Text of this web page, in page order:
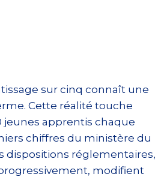
sur cinq connaît une
Cette réalité touche
jeunes apprentis chaque
chiffres du ministère du
dispositions réglementaires,
modifient